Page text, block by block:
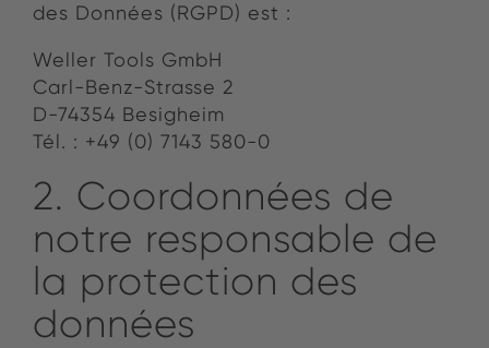
des Données (RGPD) est :
Weller Tools GmbH
Carl-Benz-Strasse 2
D-74354 Besigheim
Tél. : +49 (0) 7143 580-0
2. Coordonnées de
notre responsable de
la protection des
données